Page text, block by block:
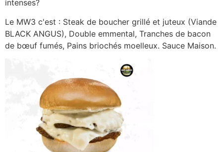
intenses?
Le MW3 c'est : Steak de boucher grillé et juteux (Viande
BLACK ANGUS), Double emmental, Tranches de bacon
de bœuf fumés, Pains briochés moelleux. Sauce Maison.